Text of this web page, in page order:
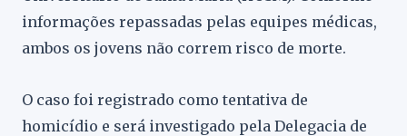
informações repassadas pelas equipes médicas,
ambos os jovens não correm risco de morte.
O caso foi registrado como tentativa de
homicídio e será investigado pela Delegacia de